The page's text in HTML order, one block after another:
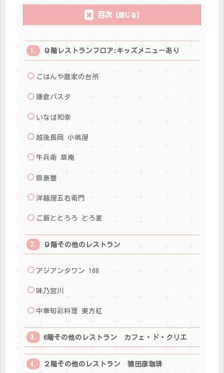
目次
９階レストランフロア:キッズメニューあり
ごはんや農家の台所
鎌倉パスタ
いなば和幸
越後長岡 小嶋屋
牛兵衛 草庵
鼎泰豐
洋麺屋五右衛門
ご飯ととろろ とろ麦
９階その他のレストラン
アジアンタワン 168
味乃宮川
中華旬彩料理 東方紅
6階その他のレストラン カフェ・ド・クリエ
２階その他のレストラン 猿田彦珈琲